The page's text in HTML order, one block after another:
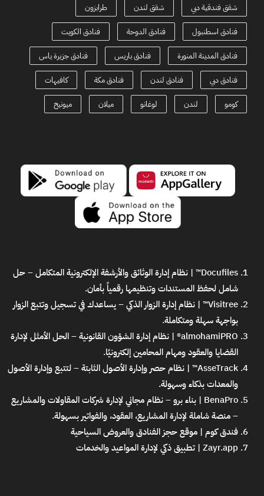
شقق فندقية دبي شقق لندن طرابزون
فنادق اسطنبول فنادق الدوحة فنادق الكويت
فنادق المدينة المنورة فنادق باريس فنادق جزيرة ياس
فنادق دبي فنادق لندن فنادق مكة كافيهات
كومو لندن لوغانو ميلان ميونيخ
Docufiles™ | نظام إدارة الوثائق والأرشفة الإلكترونية المتكامل
– حل
شامل لحفظ المستندات وتنظيمها رقمياً بأمان.
Visitree™ | نظام إدارة الزوار الذكي
– يساعدك في تسجيل وتتبع الزوار
بواجهة سهلة ومتكاملة.
almohamiPRO® | نظام إدارة الشؤون القانونية
– الحل الأمثل لإدارة
القضايا والعقود ومهام المحامين إلكترونيًا.
AsseTrack™ | نظام حصر وإدارة الأصول الثابتة
– لتتبع وإدارة الأصول
والمعدات بذكاء وسهولة.
BenaPro | بناء برو – نظام مجاني لإدارة شركات المقاولات والمشاريع
– منصة شاملة لإدارة المشاريع، العقود، والفواتير بسهولة.
فندق كوم | موقع حجز الفنادق والعروض السياحية
Zayr.app | تطبيق ذكي لإدارة المواعيد والخدمات